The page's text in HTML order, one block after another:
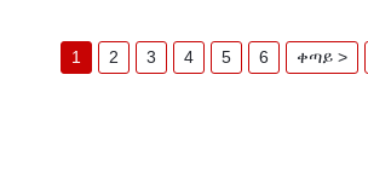
1 2 3 4 5 6 ቀጣይ >